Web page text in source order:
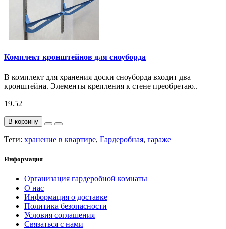
Комплект кронштейнов для сноуборда
В комплект для хранения доски сноуборда входит два
кронштейна. Элементы крепления к стене преобретаю..
19.52
В корзину
Теги: хранение в квартире, Гардеробная, гараже
Информация
Организация гардеробной комнаты
О нас
Информация о доставке
Политика безопасности
Условия соглашения
Связаться с нами